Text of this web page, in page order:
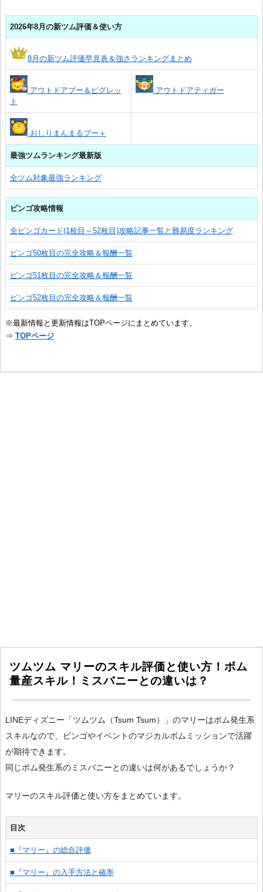
2026年8月の新ツム評価＆使い方
8月の新ツム評価早見表＆強さランキングまとめ
アウトドアプー＆ピグレッ
ト
アウトドアティガー
おしりまんまるプー＋
最強ツムランキング最新版
全ツム対象最強ランキング
ビンゴ攻略情報
全ビンゴカード(1枚目～52枚目)攻略記事一覧と難易度ランキング
ビンゴ50枚目の完全攻略＆報酬一覧
ビンゴ51枚目の完全攻略＆報酬一覧
ビンゴ52枚目の完全攻略＆報酬一覧
※最新情報と更新情報はTOPページにまとめています。
⇒ TOPページ
ツムツム マリーのスキル評価と使い方！ボム
量産スキル！ミスバニーとの違いは？
LINEディズニー「ツムツム（Tsum Tsum）」のマリーはボム発生系
スキルなので、ビンゴやイベントのマジカルボムミッションで活躍
が期待できます。
同じボム発生系のミスバニーとの違いは何があるでしょうか？
マリーのスキル評価と使い方をまとめています。
目次
■『マリー』の総合評価
■『マリー』の入手方法と確率